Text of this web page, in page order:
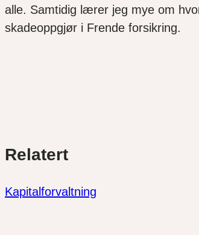
alle. Samtidig lærer jeg mye om
skadeoppgjør i Frende forsikring.
Del
Del
twitter
Del
facebook
Relatert
Kapitalforvaltning